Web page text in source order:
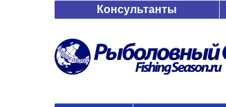
Консультанты